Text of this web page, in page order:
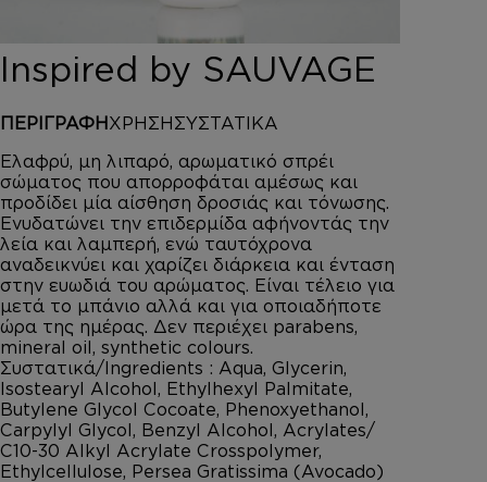
AUSTRALIAN GOLD
HOROMIA
SPECIAL OFFERS
ΣΥΝΔΕΣΗ
ΚΑΛΑΘΙ
Inspired by SAUVAGE
ΠΕΡΙΓΡΑΦΗ ΧΡΗΣΗ ΣΥΣΤΑΤΙΚΑ
Ελαφρύ, μη λιπαρό, αρωματικό σπρέι
σώματος που απορροφάται αμέσως και
προδίδει μία αίσθηση δροσιάς και τόνωσης.
Ενυδατώνει την επιδερμίδα αφήνοντάς την
λεία και λαμπερή, ενώ ταυτόχρονα
αναδεικνύει και χαρίζει διάρκεια και ένταση
στην ευωδιά του αρώματος. Είναι τέλειο για
μετά το μπάνιο αλλά και για οποιαδήποτε
ώρα της ημέρας. Δεν περιέχει parabens,
mineral oil, synthetic colours.
Συστατικά/Ingredients : Aqua, Glycerin,
Isostearyl Alcohol, Ethylhexyl Palmitate,
Butylene Glycol Cocoate, Phenoxyethanol,
Carpylyl Glycol, Benzyl Alcohol, Acrylates/
C10-30 Alkyl Acrylate Crosspolymer,
Ethylcellulose, Persea Gratissima (Avocado)